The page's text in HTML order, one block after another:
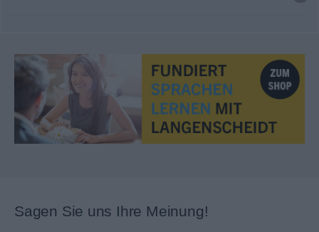
Sagen Sie uns Ihre Meinung!